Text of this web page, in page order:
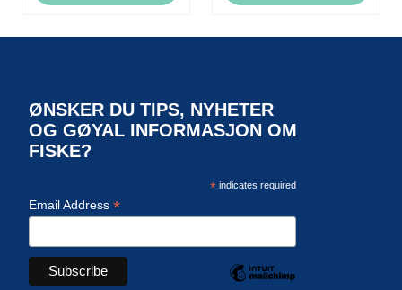
ØNSKER DU TIPS, NYHETER
OG GØYAL INFORMASJON OM
FISKE?
*indicates required
Email Address *